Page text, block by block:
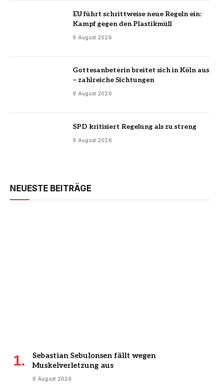
EU führt schrittweise neue Regeln ein:
Kampf gegen den Plastikmüll
9 August 2026
Gottesanbeterin breitet sich in Köln aus
– zahlreiche Sichtungen
9 August 2026
SPD kritisiert Regelung als zu streng
9 August 2026
NEUESTE BEITRÄGE
Sebastian Sebulonsen fällt wegen
Muskelverletzung aus
9 August 2026